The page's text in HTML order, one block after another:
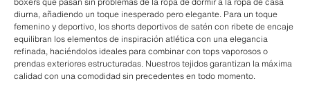
diurna, añadiendo un toque inesperado pero elegante. Para un toque
femenino y deportivo, los shorts deportivos de satén con ribete de encaje
equilibran los elementos de inspiración atlética con una elegancia
refinada, haciéndolos ideales para combinar con tops vaporosos o
prendas exteriores estructuradas. Nuestros tejidos garantizan la máxima
calidad con una comodidad sin precedentes en todo momento.